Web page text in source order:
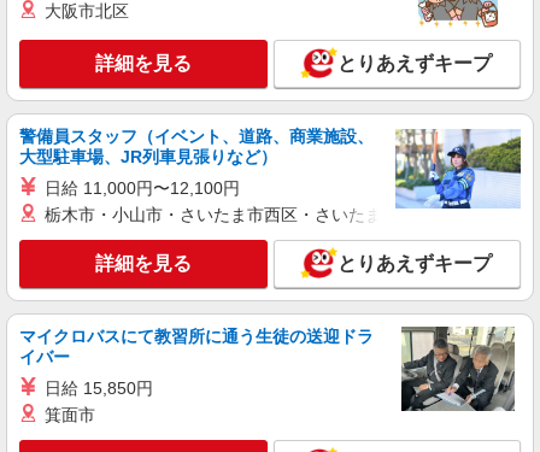
大阪市北区
詳細を見る とりあえずキープ
警備員スタッフ（イベント、道路、商業施設、
大型駐車場、JR列車見張りなど）
日給 11,000円〜12,100円
栃木市・小山市・さいたま市西区・さいたま市岩槻区・久喜市・
詳細を見る とりあえずキープ
マイクロバスにて教習所に通う生徒の送迎ドラ
イバー
日給 15,850円
箕面市